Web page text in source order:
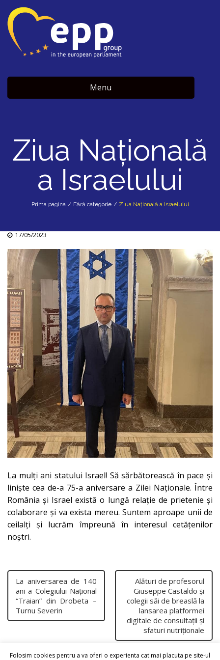
Menu
Ziua Națională
a Israelului
Prima pagina / Fără categorie / Ziua Națională a Israelului
17/05/2023
La mulți ani statului Israel! Să sărbătorească în pace și
liniște cea de-a 75-a aniversare a Zilei Naționale. Între
România și Israel există o lungă relație de prietenie și
colaborare și va exista mereu. Suntem aproape unii de
ceilalți și lucrăm împreună în interesul cetățenilor
noștri.
La aniversarea de 140
ani a Colegiului Național
“Traian” din Drobeta –
Turnu Severin
Alături de profesorul
Giuseppe Castaldo și
colegii săi de breaslă la
lansarea platformei
digitale de consultații și
sfaturi nutriționale
Folosim cookies pentru a va oferi o experienta cat mai placuta pe site-ul